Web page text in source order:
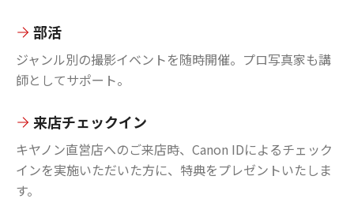
部活
ジャンル別の撮影イベントを随時開催。プロ写真家も講
師としてサポート。
来店チェックイン
キヤノン直営店へのご来店時、Canon IDによるチェック
インを実施いただいた方に、特典をプレゼントいたしま
す。